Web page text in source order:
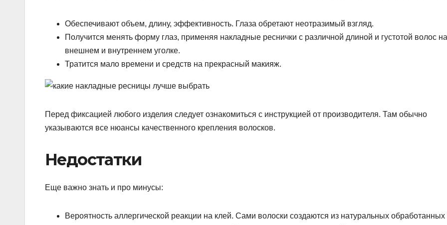
Обеспечивают объем, длину, эффективность. Глаза обретают неотразимый взгляд.
Получится менять форму глаз, применяя накладные реснички с различной длиной и густотой волос на
внешнем и внутреннем уголке.
Тратится мало времени и средств на прекрасный макияж.
Перед фиксацией любого изделия следует ознакомиться с инструкцией от производителя. Там обычно
указываются все нюансы качественного крепления волосков.
Недостатки
Еще важно знать и про минусы:
Вероятность аллергической реакции на клей. Сами волоски создаются из натуральных обработанных